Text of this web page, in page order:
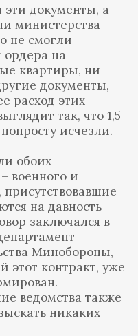
эти документы, а
министерства
не смогли
ордера на
квартиры, ни
документы,
расход этих
так, что 1,5
исчезли.
обоих
военного и
на давность
заключался в
Минобороны,
этот контракт, уже
ведомства также
никаких